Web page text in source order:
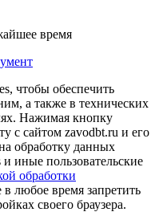
время
чтобы обеспечить
а также в технических
Нажимая кнопку
с сайтом zavodbt.ru и его
обработку данных
иные пользовательские
обработки
любое время запретить
своего браузера.